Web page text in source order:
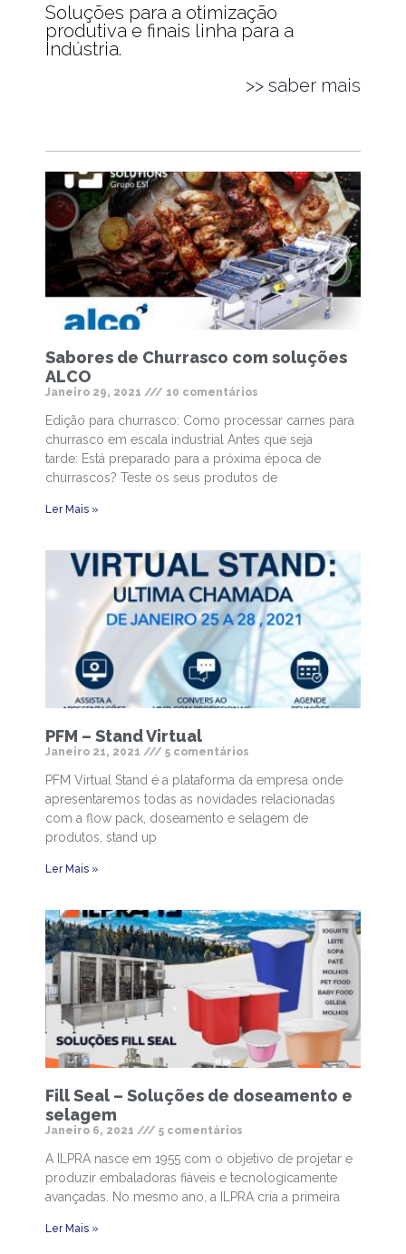
Soluções para a otimização
produtiva e finais linha para a
Indústria.
>> saber mais
Sabores de Churrasco com soluções
ALCO
Janeiro 29, 2021 10 comentários
Edição para churrasco: Como processar carnes para
churrasco em escala industrial Antes que seja
tarde: Está preparado para a próxima época de
churrascos? Teste os seus produtos de
Ler Mais »
PFM – Stand Virtual
Janeiro 21, 2021 5 comentários
PFM Virtual Stand é a plataforma da empresa onde
apresentaremos todas as novidades relacionadas
com a flow pack, doseamento e selagem de
produtos, stand up
Ler Mais »
Fill Seal – Soluções de doseamento e
selagem
Janeiro 6, 2021 5 comentários
A ILPRA nasce em 1955 com o objetivo de projetar e
produzir embaladoras fiáveis e tecnologicamente
avançadas. No mesmo ano, a ILPRA cria a primeira
Ler Mais »